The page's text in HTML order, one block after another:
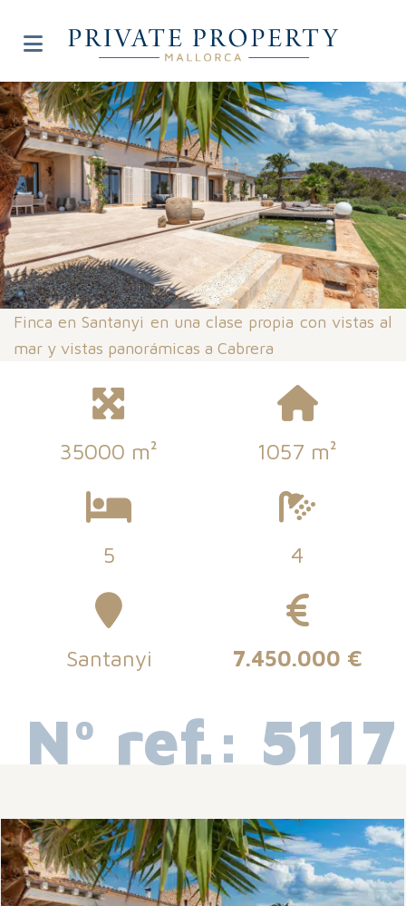
Finca en Santanyi en una clase propia con vistas al
mar y vistas panorámicas a Cabrera
35000 m² 1057 m²
5 4
Santanyi 7.450.000 €
Nº ref.: 5117